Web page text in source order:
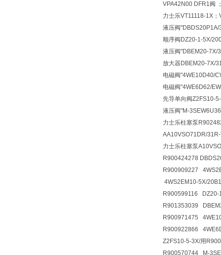
VPA42N00 DFR1阀
力士乐VT11118-1X；
液压阀
顺序阀 DZ20-1-5X/
液压阀"DBEM20-7X/
放大器DBEM20-7X/
电磁阀"4WE10D40/
电磁阀"4WE6D62/
先导单向阀Z2FS10-
液压阀"M-
力士乐柱塞泵
AA10VSO71DR/
力士乐柱塞泵
R900424278
R900909227
4WS2EM10-5X/
R900599116 DZ20-
R901353039
R900971475
R900922866
Z2FS10-5-3X/用
R900570744 M-